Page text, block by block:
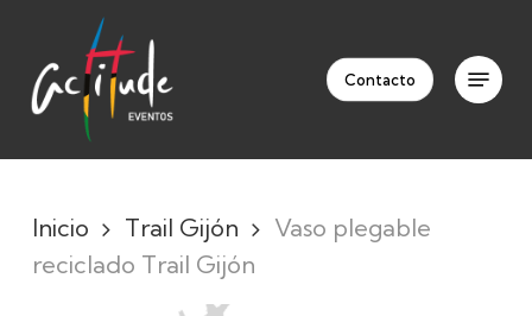
main
content
Contacto
Menu
Inicio Trail Gijón
Vaso plegable
reciclado Trail Gijón
Close